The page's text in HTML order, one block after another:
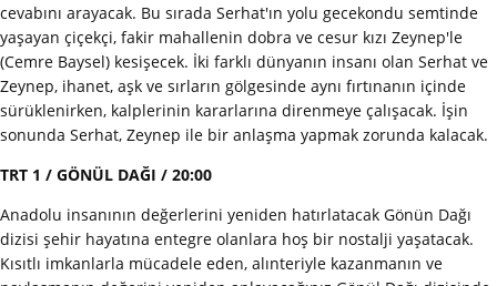
cevabını arayacak. Bu sırada Serhat'ın yolu gecekondu semtinde
yaşayan çiçekçi, fakir mahallenin dobra ve cesur kızı Zeynep'le
(Cemre Baysel) kesişecek. İki farklı dünyanın insanı olan Serhat ve
Zeynep, ihanet, aşk ve sırların gölgesinde aynı fırtınanın içinde
sürüklenirken, kalplerinin kararlarına direnmeye çalışacak. İşin
sonunda Serhat, Zeynep ile bir anlaşma yapmak zorunda kalacak.
TRT 1 / GÖNÜL DAĞI / 20:00
Anadolu insanının değerlerini yeniden hatırlatacak Gönün Dağı
dizisi şehir hayatına entegre olanlara hoş bir nostalji yaşatacak.
Kısıtlı imkanlarla mücadele eden, alınteriyle kazanmanın ve